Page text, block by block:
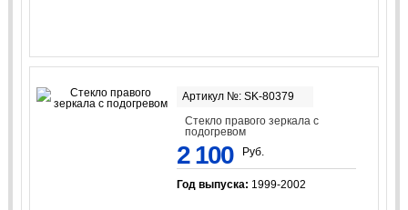
Артикул №: SK-80379
Стекло правого зеркала с
подогревом
2 100 Руб.
Год выпуска: 1999-2002